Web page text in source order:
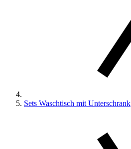
Sets Waschtisch mit Unterschrank